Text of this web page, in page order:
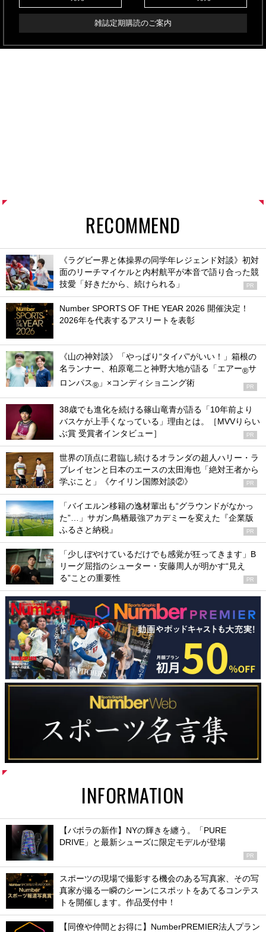
雑誌定期購読のご案内
RECOMMEND
《ラグビー界と体操界の同学年レジェンド対談》初対
面のリーチマイケルと内村航平が本音で語り合った競
技愛「好きだから、続けられる」
PR
Number SPORTS OF THE YEAR 2026 開催決定！
2026年を代表するアスリートを表彰
《山の神対談》「やっぱり“タイパ”がいい！」箱根の
名ランナー、柏原竜二と神野大地が語る「エアー®サ
ロンパス® 」×コンディショニング術 PR
38歳でも進化を続ける篠山竜青が語る「10年前より
バスケが上手くなっている」理由とは。［MVVりらい
ぶ賞 受賞者インタビュー］
PR
世界の頂点に君臨し続けるオランダの超人ハリー・ラ
ブレイセンと日本のエースの太田海也「絶対王者から
学ぶこと」《ケイリン国際対談②》
PR
「バイエルン移籍の逸材輩出も“グラウンドがなかっ
た”…」サガン鳥栖最強アカデミーを変えた『企業版
ふるさと納税』
PR
「少しぼやけているだけでも感覚が狂ってきます」B
リーグ屈指のシューター・安藤周人が明かす“見え
る”ことの重要性
PR
INFORMATION
【バボラの新作】NYの輝きを纏う。「PURE
DRIVE」と最新シューズに限定モデルが登場
PR
スポーツの現場で撮影する機会のある写真家、その写
真家が撮る一瞬のシーンにスポットをあてるコンテス
トを開催します。作品受付中！
【同僚や仲間とお得に】NumberPREMIER法人プラン